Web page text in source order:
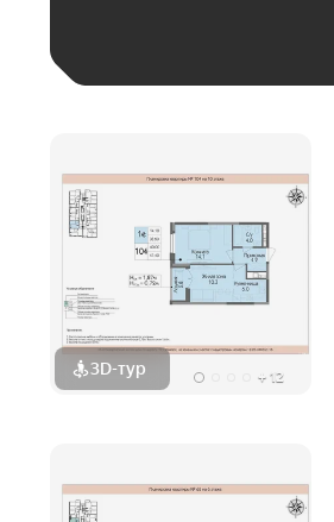
3D-тур + 12